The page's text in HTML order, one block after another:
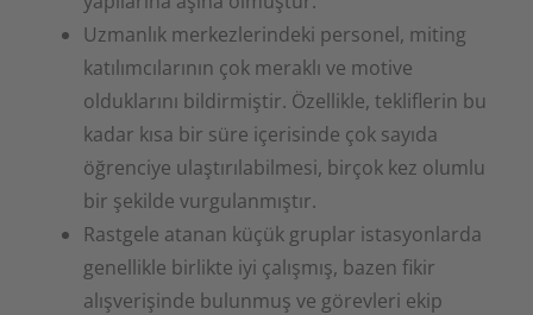
Uzmanlık merkezlerindeki personel, miting
katılımcılarının çok meraklı ve motive
olduklarını bildirmiştir. Özellikle, tekliflerin bu
kadar kısa bir süre içerisinde çok sayıda
öğrenciye ulaştırılabilmesi, birçok kez olumlu
bir şekilde vurgulanmıştır.
Rastgele atanan küçük gruplar istasyonlarda
genellikle birlikte iyi çalışmış, bazen fikir
alışverişinde bulunmuş ve görevleri ekip